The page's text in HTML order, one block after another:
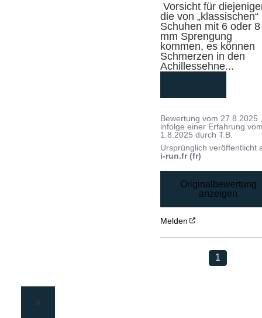
Vorsicht für diejenigen,
die von „klassischen“
Schuhen mit 6 oder 8
mm Sprengung
kommen, es können
Schmerzen in den
Achillessehne...
Bewertung vom27.8.2025
infolge einer Erfahrung
1.8.2025 durchT.B.
Ursprünglich veröffentlicht
i-run.fr (fr)
Originalbewertung
anzeigen
Melden
1